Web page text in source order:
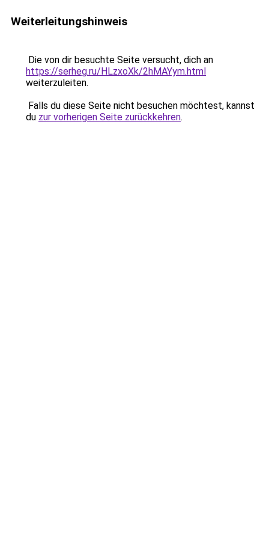
Weiterleitungshinweis
Die von dir besuchte Seite versucht, dich an
https://serheg.ru/HLzxoXk/2hMAYym.html
weiterzuleiten.
Falls du diese Seite nicht besuchen möchtest, kannst
du zur vorherigen Seite zurückkehren.